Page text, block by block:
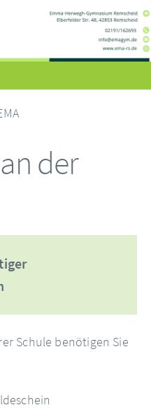
der
Schule benötigen Sie